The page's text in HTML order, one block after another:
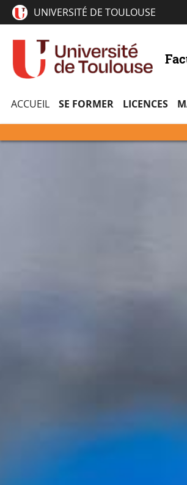
UNIVERSITÉ DE TOULOUSE
ACCUEIL SE FORMER LICENCES